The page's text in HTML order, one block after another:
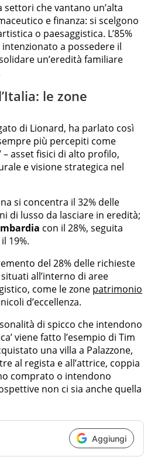
che vantano un’alta
e finanza: si scelgono
o paesaggistica. L’85%
a possedere il
un’eredità familiare
le zone
di Lionard, ha parlato così
più percepiti come
– asset fisici di alto profilo,
e visione strategica nel
si concentra il 32% delle
di lusso da lasciare in eredità;
con il 28%, seguita
19%.
del 28% delle richieste
all’interno di aree
come le zone patrimonio
d’eccellenza.
di spicco che intendono
viene fatto l’esempio di Tim
una villa a Palazzone,
al regista e all’attrice, coppia
comprato o intendono
non ci sia anche quella
Aggiungi